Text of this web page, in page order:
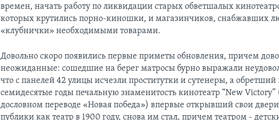
времен, начать работу по ликвидации старых обветшалых
которых крутились порно-киношки, и магазинчиков, снабжавших
«клубнички» необходимыми товарами.
Довольно скоро появились первые приметы обновления, причем
неожиданные: сошедшие на берег матросы бурно выражали
что с панелей 42 улицы исчезли проститутки и сутенеры, а обретший
семидесятые годы печальную знаменитость кинотеатр “New Victory”
дословном переводе «Новая победа») впервые открывший свои
публики как театр в 1900 году, снова им стал, причем театром -